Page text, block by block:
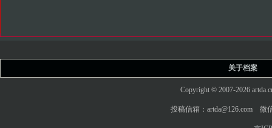
关于档案
Copyright © 2007-2026
投稿信箱：artda@126.com 微